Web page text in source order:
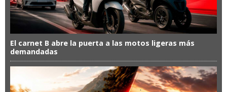
El carnet B abre la puerta a las motos ligeras más
demandadas